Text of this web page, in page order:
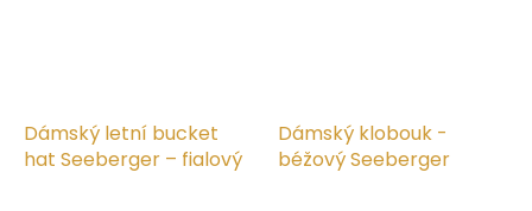
Dámský letní bucket
hat Seeberger – fialový
Dámský klobouk -
béžový Seeberger